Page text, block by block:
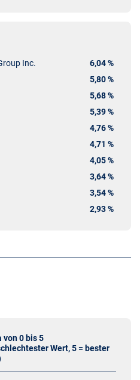
Inc.
6,04 %
5,80 %
5,68 %
5,39 %
4,76 %
4,71 %
4,05 %
3,64 %
3,54 %
2,93 %
von 0 bis 5
Wert, 5 = bester